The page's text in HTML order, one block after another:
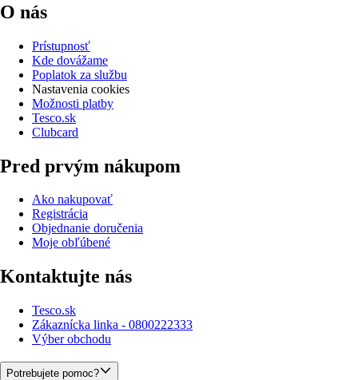
O nás
Prístupnosť
Kde dovážame
Poplatok za službu
Nastavenia cookies
Možnosti platby
Tesco.sk
Clubcard
Pred prvým nákupom
Ako nakupovať
Registrácia
Objednanie doručenia
Moje obľúbené
Kontaktujte nás
Tesco.sk
Zákaznícka linka - 0800222333
Výber obchodu
Potrebujete pomoc?